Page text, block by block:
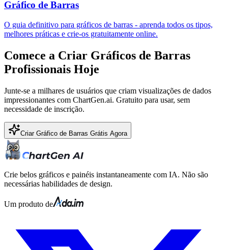
Gráfico de Barras
O guia definitivo para gráficos de barras - aprenda todos os tipos,
melhores práticas e crie-os gratuitamente online.
Comece a Criar Gráficos de Barras
Profissionais Hoje
Junte-se a milhares de usuários que criam visualizações de dados
impressionantes com ChartGen.ai. Gratuito para usar, sem
necessidade de inscrição.
Criar Gráfico de Barras Grátis Agora
Crie belos gráficos e painéis instantaneamente com IA. Não são
necessárias habilidades de design.
Um produto de